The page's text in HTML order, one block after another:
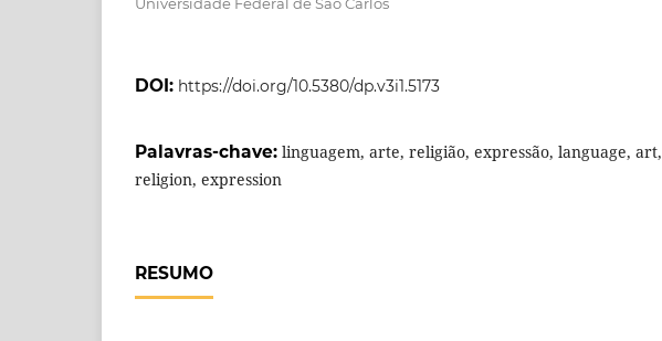
DOI: https://doi.org/10.5380/dp.v3i1.5173
Palavras-chave: linguagem, arte, religião, expressão, language, art,
religion, expression
RESUMO